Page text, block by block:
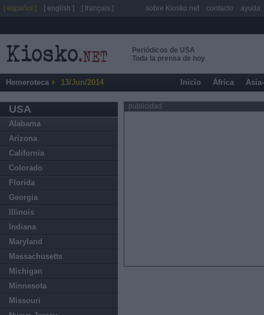
Periódicos de USA
Toda la prensa de hoy
Hemeroteca 13/Jun/2014 Inicio África
USA
Alabama
Arizona
California
Colorado
Florida
Georgia
Illinois
Indiana
Maryland
Massachusetts
Michigan
Minnesota
Missouri
publicidad
[ español ] [ english ] [ français ] sobre Kiosko.net contacto ayuda